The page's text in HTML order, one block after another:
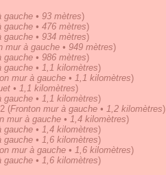
gauche • 93 mètres)
gauche • 476 mètres)
gauche • 934 mètres)
mur à gauche • 949 mètres)
gauche • 986 mètres)
gauche • 1,1 kilomètres)
mur à gauche • 1,1 kilomètres)
• 1,1 kilomètres)
gauche • 1,1 kilomètres)
(Fronton mur à gauche • 1,2 kilomètres)
mur à gauche • 1,4 kilomètres)
gauche • 1,4 kilomètres)
gauche • 1,6 kilomètres)
mur à gauche • 1,6 kilomètres)
gauche • 1,6 kilomètres)